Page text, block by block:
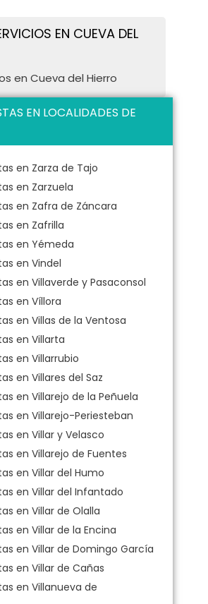
EN CUEVA DEL
en Cueva del Hierro
EN LOCALIDADES DE
en Zarza de Tajo
en Zarzuela
en Zafra de Záncara
en Zafrilla
en Yémeda
en Vindel
en Villaverde y Pasaconsol
en Víllora
en Villas de la Ventosa
en Villarta
en Villarrubio
en Villares del Saz
en Villarejo de la Peñuela
en Villarejo-Periesteban
en Villar y Velasco
en Villarejo de Fuentes
en Villar del Humo
en Villar del Infantado
en Villar de Olalla
en Villar de la Encina
en Villar de Domingo García
en Villar de Cañas
en Villanueva de